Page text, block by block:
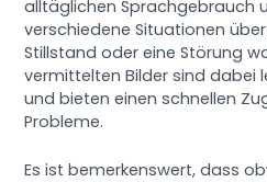
alltäglichen Sprachgebrauch
verschiedene Situationen
Stillstand oder eine Störung
vermittelten Bilder sind dabei
und bieten einen schnellen
Probleme.
Es ist bemerkenswert, dass